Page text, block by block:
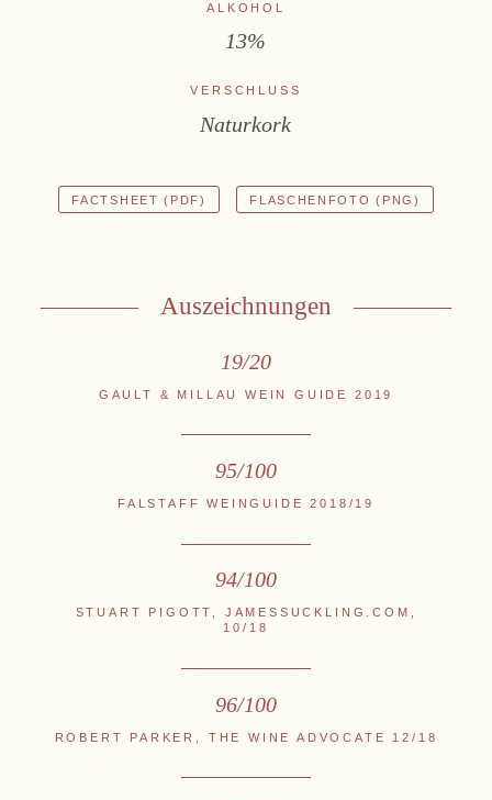
weingut@bruendlmayer.at
Datenschutz
AGB Widerruf Impressum
ALKOHOL
13%
VERSCHLUSS
Naturkork
FACTSHEET (PDF) FLASCHENFOTO (PNG)
Auszeichnungen
19/20
GAULT & MILLAU WEIN GUIDE 2019
95/100
FALSTAFF WEINGUIDE 2018/19
94/100
STUART PIGOTT, JAMESSUCKLING.COM,
10/18
96/100
ROBERT PARKER, THE WINE ADVOCATE 12/18